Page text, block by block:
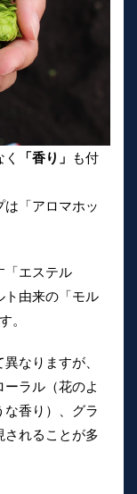
「香り」 も付
は「アロマホッ
「エステル
ト由来の「モル
。
なりますが、
ラル（花のよ
な香り）、グラ
されることが多